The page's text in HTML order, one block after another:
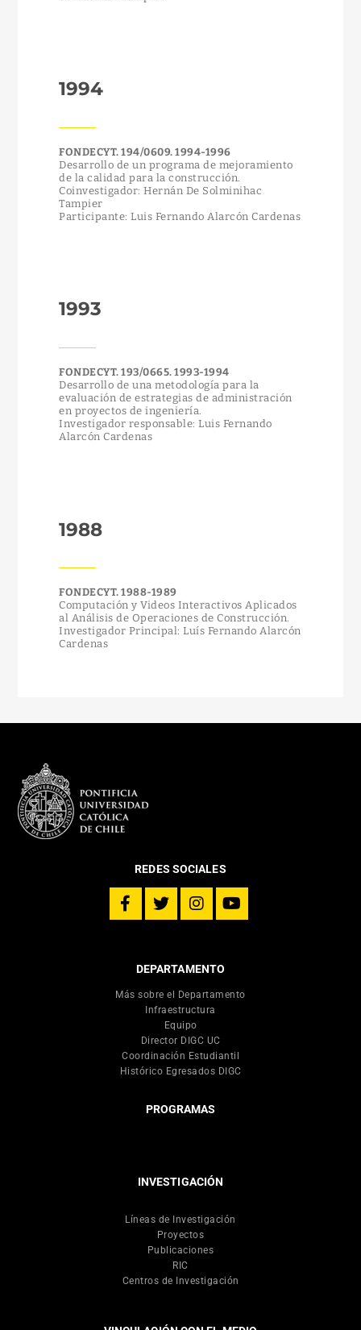
1994
FONDECYT. 194/0609. 1994-1996
Desarrollo de un programa de mejoramiento
de la calidad para la construcción.
Coinvestigador: Hernán De Solminihac
Tampier
Participante: Luis Fernando Alarcón Cardenas
1993
FONDECYT. 193/0665. 1993-1994
Desarrollo de una metodología para la
evaluación de estrategias de administración
en proyectos de ingeniería.
Investigador responsable: Luis Fernando
Alarcón Cardenas
1988
FONDECYT. 1988-1989
Computación y Videos Interactivos Aplicados
al Análisis de Operaciones de Construcción.
Investigador Principal: Luís Fernando Alarcón
Cardenas
REDES SOCIALES
DEPARTAMENTO
Más sobre el Departamento
Infraestructura
Equipo
Director DIGC UC
Coordinación Estudiantil
Histórico Egresados DIGC
PROGRAMAS
INVESTIGACIÓN
Líneas de Investigación
Proyectos
Publicaciones
RIC
Centros de Investigación